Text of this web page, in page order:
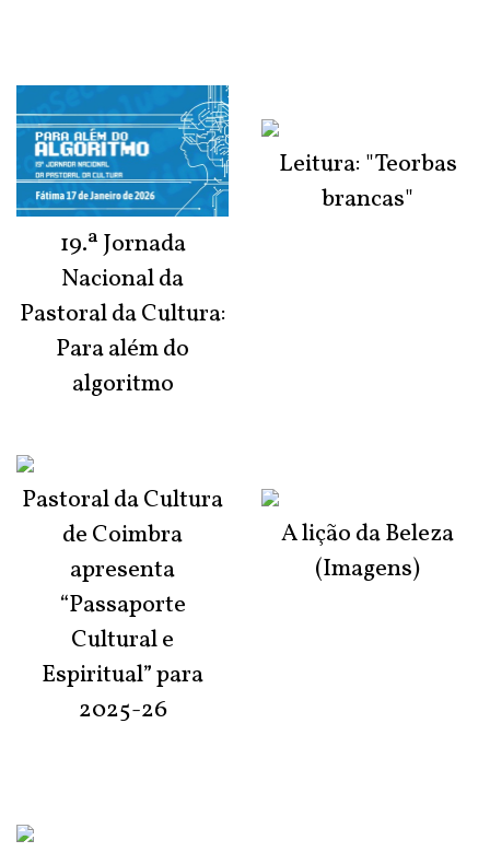
19.ª Jornada
Nacional da
Pastoral da Cultura:
Para além do
algoritmo
Pastoral da Cultura
de Coimbra
apresenta
“Passaporte
Cultural e
Espiritual” para
2025-26
Leitura: "Teorbas
brancas"
A lição da Beleza
(Imagens)